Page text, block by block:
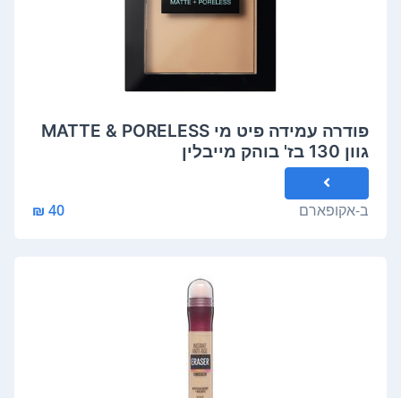
פודרה עמידה פיט מי MATTE & PORELESS
גוון 130 בז' בוהק מייבלין
ב-אקופארם 40 ₪